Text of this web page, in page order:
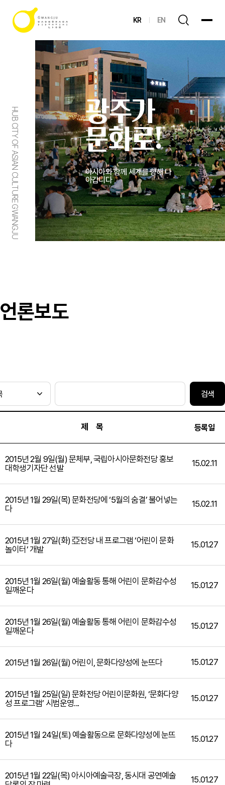
KR EN
HUB CITY OF ASIAN CULTURE GWANGJU
광주가
문화로!
아시아와 함께 세계를 향해 나
아갑니다
언론보도
제 목 등록일
2015년 2월 9일(월) 문체부, 국립아시아문화전당 홍보
대학생기자단 선발
15.02.11
2015년 1월 29일(목) 문화전당에 ‘5월의 숨결’ 불어넣는
다
15.02.11
2015년 1월 27일(화) 亞전당 내 프로그램 ‘어린이 문화
놀이터’ 개발
15.01.27
2015년 1월 26일(월) 예술활동 통해 어린이 문화감수성
일깨운다
15.01.27
2015년 1월 26일(월) 예술활동 통해 어린이 문화감수성
일깨운다
15.01.27
2015년 1월 26일(월) 어린이, 문화다양성에 눈뜨다 15.01.27
2015년 1월 25일(일) 문화전당 어린이문화원, ‘문화다양
성 프로그램’ 시범운영...
15.01.27
2015년 1월 24일(토) 예술활동으로 문화다양성에 눈뜨
다
15.01.27
2015년 1월 22일(목) 아시아예술극장, 동시대 공연예술
15.01.27
검색